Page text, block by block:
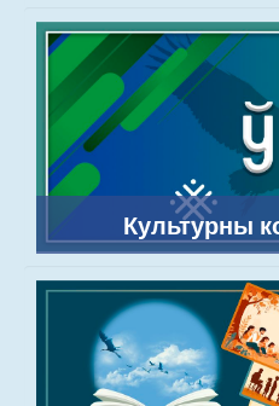
Культурны